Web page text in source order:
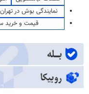
نمایندگی بوش در تهران
قیمت و خرید